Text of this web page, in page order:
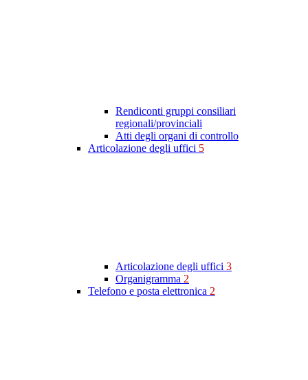
Rendiconti gruppi consiliari
regionali/provinciali
Atti degli organi di controllo
Articolazione degli uffici 5
Articolazione degli uffici 3
Organigramma 2
Telefono e posta elettronica 2